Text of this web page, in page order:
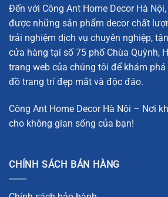
hảo giữa nghệ thuật và phong thủy.
của tự do và thịnh vượng, trong khi
mang đến sự trọn vẹn và hòa hợp.
tố này, mô hình chim đứng trên quả
mang lại vẻ đẹp sang trọng cho
giúp gia chủ thu hút tài lộc, may mắn
Sản phẩm này rất thích hợp để trang
phòng làm việc hay các không gian
trên quả cầu pha lê được thiết kế tỉ mỉ
hợp kim mạ cao cấp và pha lê trong
hoàn mỹ cho mọi không gian.
Đến với Công Ant Home Decor Hà
được những sản phẩm decor chất
trải nghiệm dịch vụ chuyên nghiệp,
cửa hàng tại số 75 phố Chùa Quỳnh,
trang web của chúng tôi để khám
đồ trang trí đẹp mắt và độc đáo.
Công Ant Home Decor Hà Nội – Nơi
cho không gian sống của bạn!
CHÍNH SÁCH BÁN HÀNG